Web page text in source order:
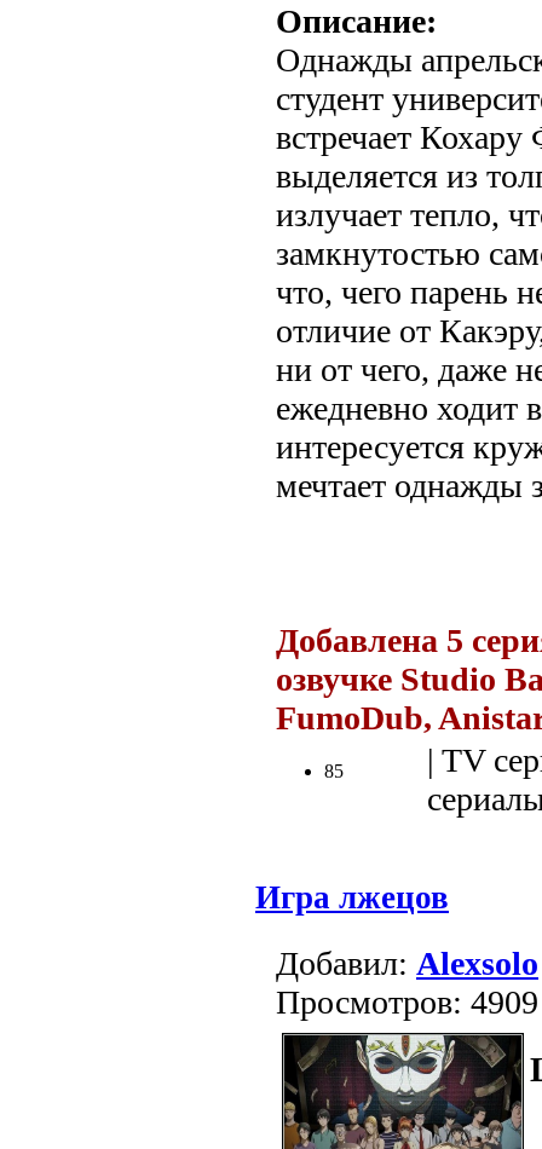
Описание:
Однажды
студент
встречает
выделяется из
излучает тепло,
замкнутостью
что, чего парень
отличие от
ни от чего, даже
ежедневно ходит
интересуется
мечтает однажды
Добавлена 5
озвучке Studio
FumoDub,
85
| TV
Игра лжецов
Добавил: Alexsolo
Просмотров: 4909